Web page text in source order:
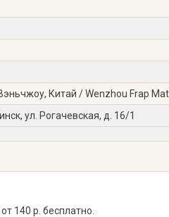
Китай / Wenzhou Frap
ул. Рогачевская, д. 16/1
140 р. бесплатно.